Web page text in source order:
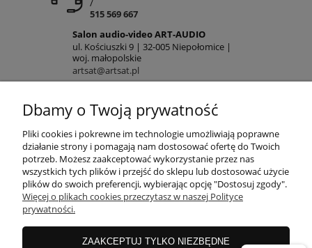
515 569 667
Salon audio-video ART-AUDIO
ul. Kościuszki 9 | 32-005 Niepołomice |
woj. małopolskie
artsat@artsat.pl
NIP: 6782225502 | REGON: 120645712
POMOC
MOJE KONTO
PŁATNOŚCI
Dbamy o Twoją prywatność
Pliki cookies i pokrewne im technologie umożliwiają poprawne
działanie strony i pomagają nam dostosować ofertę do Twoich
potrzeb. Możesz zaakceptować wykorzystanie przez nas
wszystkich tych plików i przejść do sklepu lub dostosować użycie
plików do swoich preferencji, wybierając opcję "Dostosuj zgody".
Więcej o plikach cookies przeczytasz w naszej Polityce
prywatności.
ZAAKCEPTUJ TYLKO NIEZBĘDNE